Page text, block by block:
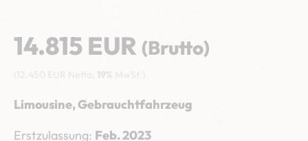
14.815 EUR (Brutto)
Limousine, Gebrauchtfahrzeug
Erstzulassung: Feb. 2023